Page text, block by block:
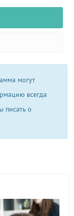
могут
всегда
писать о